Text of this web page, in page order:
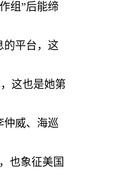
组”后能缔
的平台，这
这也是她第
仲威、海巡
也象征美国